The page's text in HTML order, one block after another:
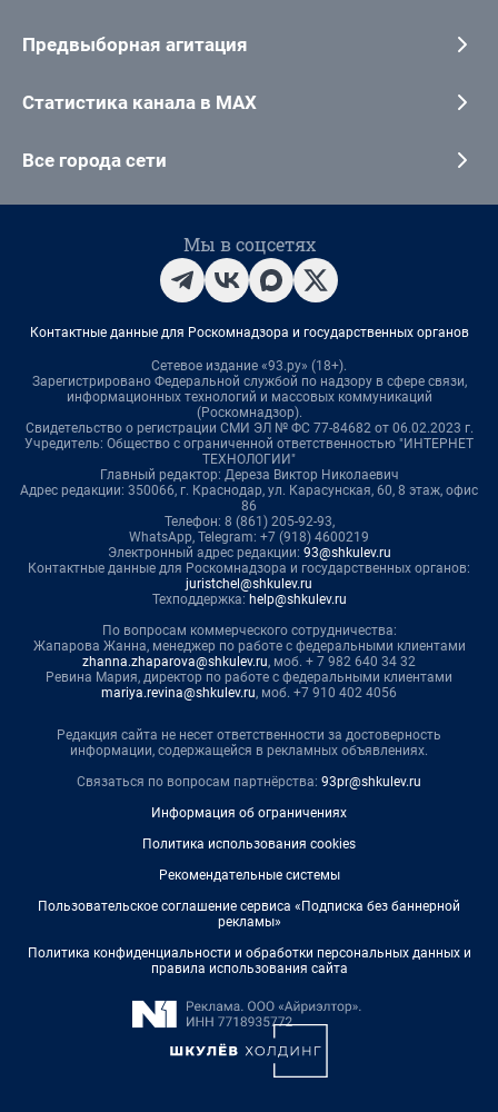
Предвыборная агитация
Статистика канала в MAX
Все города сети
Мы в соцсетях
Контактные данные для Роскомнадзора и государственных органов
Сетевое издание «93.ру» (18+).
Зарегистрировано Федеральной службой по надзору в сфере связи,
информационных технологий и массовых коммуникаций
(Роскомнадзор).
Свидетельство о регистрации СМИ ЭЛ № ФС 77-84682 от 06.02.2023 г.
Учредитель: Общество с ограниченной ответственностью "ИНТЕРНЕТ
ТЕХНОЛОГИИ"
Главный редактор: Дереза Виктор Николаевич
Адрес редакции: 350066, г. Краснодар, ул. Карасунская, 60, 8 этаж, офис
86
Телефон: 8 (861) 205-92-93,
WhatsApp, Telegram: +7 (918) 4600219
Электронный адрес редакции: 93@shkulev.ru
Контактные данные для Роскомнадзора и государственных органов:
juristchel@shkulev.ru
Техподдержка: help@shkulev.ru
По вопросам коммерческого сотрудничества:
Жапарова Жанна, менеджер по работе с федеральными клиентами
zhanna.zhaparova@shkulev.ru, моб. + 7 982 640 34 32
Ревина Мария, директор по работе с федеральными клиентами
mariya.revina@shkulev.ru, моб. +7 910 402 4056
Редакция сайта не несет ответственности за достоверность
информации, содержащейся в рекламных объявлениях.
Связаться по вопросам партнёрства: 93pr@shkulev.ru
Информация об ограничениях
Политика использования cookies
Рекомендательные системы
Пользовательское соглашение сервиса «Подписка без баннерной
рекламы»
Политика конфиденциальности и обработки персональных данных и
правила использования сайта